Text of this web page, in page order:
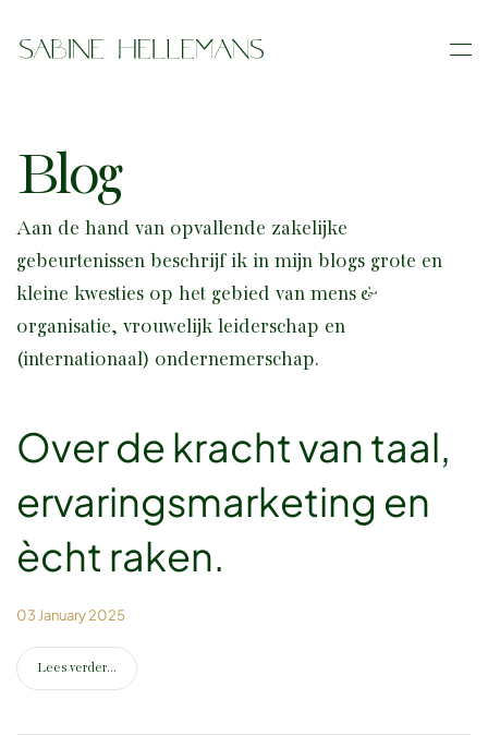
Skip
Blog
Aan de hand van opvallende zakelijke
gebeurtenissen beschrijf ik in mijn blogs grote en
kleine kwesties op het gebied van mens &
organisatie, vrouwelijk leiderschap en
(internationaal) ondernemerschap.
Over de kracht van taal,
ervaringsmarketing en
ècht raken.
03 January 2025
Lees verder...